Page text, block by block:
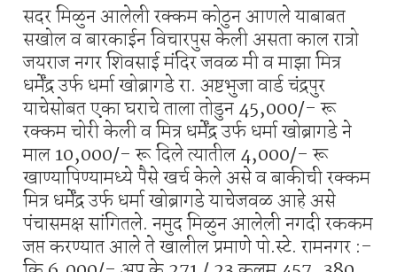
सदर मिळुन आलेली रक्कम कोठुन आणले याबाबत
सखोल व बारकाईन विचारपुस केली असता काल रात्रो
जयराज नगर शिवसाई मंदिर जवळ मी व माझा मित्र
धर्मेंद्र उर्फ धर्मा खोब्रागडे रा. अष्टभुजा वार्ड चंद्रपुर
याचेसोबत एका घराचे ताला तोडुन 45,000/- रू
रक्कम चोरी केली व मित्र धर्मेंद्र उर्फ धर्मा खोब्रागडे ने
माल 10,000/- रू दिले त्यातील 4,000/- रू
खाण्यापिण्यामध्ये पैसे खर्च केले असे व बाकीची रक्कम
मित्र धर्मेंद्र उर्फ धर्मा खोब्रागडे याचेजवळ आहे असे
पंचासमक्ष सांगितले. नमुद मिळुन आलेली नगदी रककम
जप्त करण्यात आले ते खालील प्रमाणेपो.स्टे. रामनगर :-